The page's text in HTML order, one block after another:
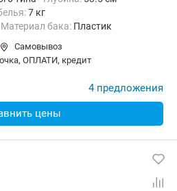
7 кг
Материал бака: Пластик
Самовывоз
ОПЛАТИ, кредит
4 предложения
цены